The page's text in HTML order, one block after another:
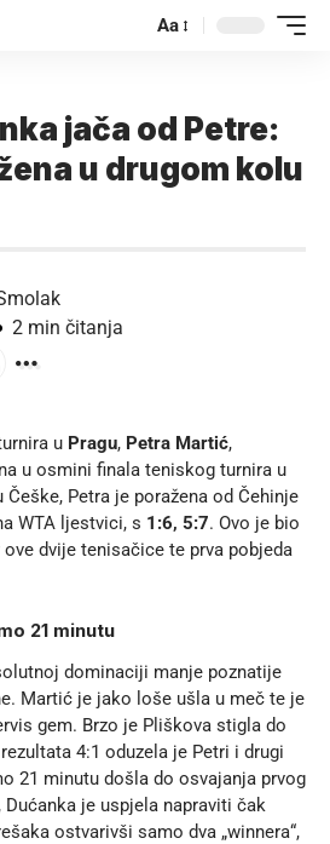
Aa
jača od Petre:
u drugom kolu
2 min čitanja
u Pragu, Petra Martić,
u osmini finala teniskog turnira u
Češke, Petra je poražena od Čehinje
WTA ljestvici, s 1:6, 5:7. Ovo je bio
dvije tenisačice te prva pobjeda
21 minutu
dominaciji manje poznatije
Martić je jako loše ušla u meč te je
gem. Brzo je Pliškova stigla do
4:1 oduzela je Petri i drugi
21 minutu došla do osvajanja prvog
je uspjela napraviti čak
ostvarivši samo dva „winnera“,